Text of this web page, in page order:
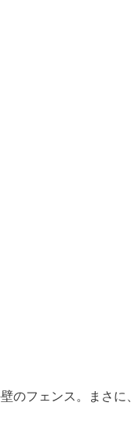
のフェンス。まさに、